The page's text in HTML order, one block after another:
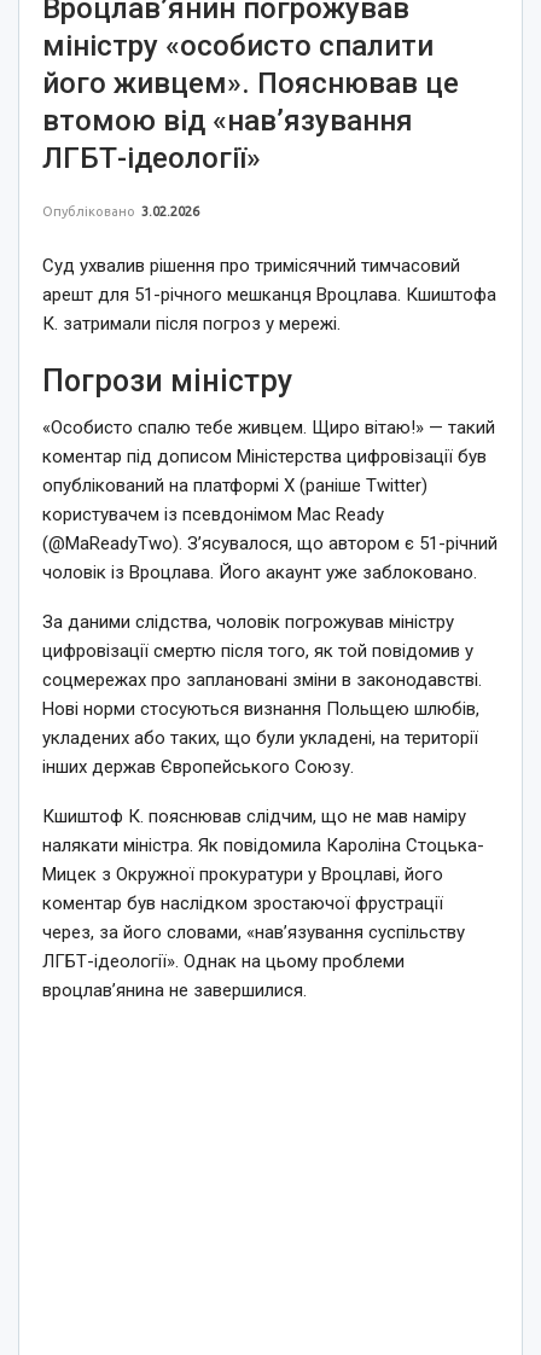
Вроцлав’янин погрожував
міністру «особисто спалити
його живцем». Пояснював це
втомою від «нав’язування
ЛГБТ-ідеології»
Опубліковано 3.02.2026
Суд ухвалив рішення про тримісячний тимчасовий
арешт для 51-річного мешканця Вроцлава. Кшиштофа
К. затримали після погроз у мережі.
Погрози міністру
«Особисто спалю тебе живцем. Щиро вітаю!» — такий
коментар під дописом Міністерства цифровізації був
опублікований на платформі X (раніше Twitter)
користувачем із псевдонімом Mac Ready
(@MaReadyTwo). З’ясувалося, що автором є 51-річний
чоловік із Вроцлава. Його акаунт уже заблоковано.
За даними слідства, чоловік погрожував міністру
цифровізації смертю після того, як той повідомив у
соцмережах про заплановані зміни в законодавстві.
Нові норми стосуються визнання Польщею шлюбів,
укладених або таких, що були укладені, на території
інших держав Європейського Союзу.
Кшиштоф К. пояснював слідчим, що не мав наміру
налякати міністра. Як повідомила Кароліна Стоцька-
Мицек з Окружної прокуратури у Вроцлаві, його
коментар був наслідком зростаючої фрустрації
через, за його словами, «нав’язування суспільству
ЛГБТ-ідеології». Однак на цьому проблеми
вроцлав’янина не завершилися.